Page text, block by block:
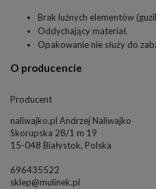
Brak luźnych elementów
Oddychający materiał.
Opakowanie nie służy do
O producencie
Producent
naliwajko.pl Andrzej Naliwajko
Skorupska 28/1 m 19
15-048 Białystok, Polska
696435522
sklep@mulinek.pl